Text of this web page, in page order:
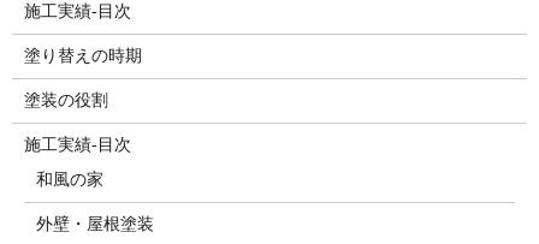
施工実績-目次
塗り替えの時期
塗装の役割
施工実績-目次
和風の家
外壁・屋根塗装